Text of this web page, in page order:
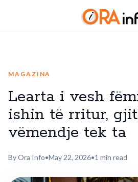
MAGAZINA
Learta i vesh
ishin të rritur,
vëmendje tek ta
By Ora Info•May 22, 2026•1 min read